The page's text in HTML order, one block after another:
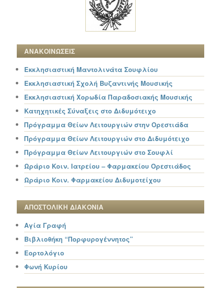
ΑΝΑΚΟΙΝΩΣΕΙΣ
Εκκλησιαστική Μαντολινάτα Σουφλίου
Εκκλησιαστική Σχολή Βυζαντινής Μουσικής
Εκκλησιαστική Χορωδία Παραδοσιακής Μουσικής
Κατηχητικές Σύναξεις στο Διδυμότειχο
Πρόγραμμα Θείων Λειτουργιών στην Ορεστιάδα
Πρόγραμμα Θείων Λειτουργιών στο Διδυμότειχο
Πρόγραμμα Θείων Λειτουργιών στο Σουφλί
Ωράριο Κοιν. Ιατρείου – Φαρμακείου Ορεστιάδος
Ωράριο Κοιν. Φαρμακείου Διδυμοτείχου
ΑΠΟΣΤΟΛΙΚΗ ΔΙΑΚΟΝΙΑ
Αγία Γραφή
Βιβλιοθήκη “Πορφυρογέννητος”
Εορτολόγιο
Φωνή Κυρίου